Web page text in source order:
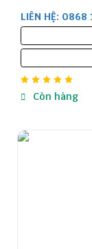
LIÊN HỆ:
Còn hàng